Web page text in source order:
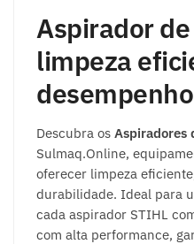
Aspirador
limpeza
Descubra os Aspiradores
Sulmaq.Online,
oferecer limpeza
durabilidade. Ideal para
cada aspirador STIHL
com alta performance,